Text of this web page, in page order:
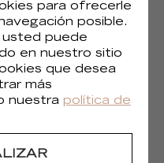
para ofrecerle
posible.
usted puede
en nuestro sitio
que desea
más
nuestra política de